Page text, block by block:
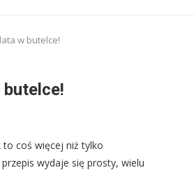
w butelce!
coś więcej niż tylko
wydaje się prosty, wielu